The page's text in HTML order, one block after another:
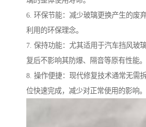
6. 环保节能：减少玻璃更换产生的废
利用的环保理念。
7. 保持功能：尤其适用于汽车挡风玻
复后不影响其防爆、隔音等原有性能。
8. 操作便捷：现代修复技术通常无需
位快速完成，减少对正常使用的影响。